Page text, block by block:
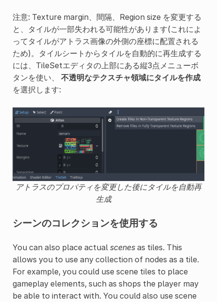
注意: Texture margin、間隔、Region size を変更する
と、タイルが一部失われる可能性があります(これによ
ってタイルがアトラス画像の外側の座標に配置される
ため)。タイルシートからタイルを自動的に再生成する
には、TileSetエディタの上部にある縦3点メニューボ
タンを使い、 不透明なテクスチャ領域にタイルを作成
を選択します:
アトラスのプロパティを変更した後にタイルを自動再
生成
シーンのコレクションを使用する
You can also place actual scenesas tiles. This
allows you to use any collection of nodes as a tile.
For example, you could use scene tiles to place
gameplay elements, such as shops the player may
be able to interact with. You could also use scene